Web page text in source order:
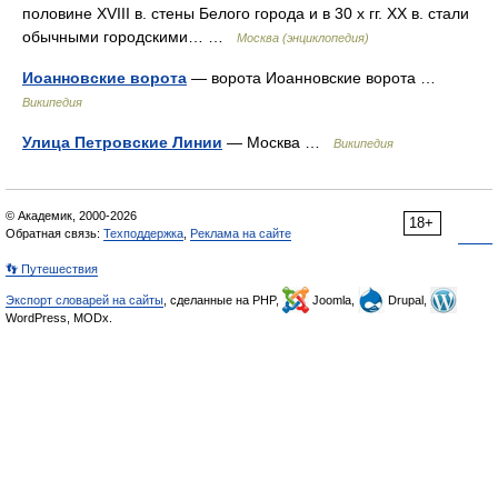
половине XVIII в. стены Белого города и в 30 х гг. XX в. стали
обычными городскими… …
Москва (энциклопедия)
Иоанновские ворота — ворота Иоанновские ворота …
Википедия
Улица Петровские Линии — Москва … Википедия
18+
© Академик, 2000-2026
Обратная связь: Техподдержка Реклама на сайте
👣 Путешествия
Экспорт словарей на сайты , сделанные на PHP, Joomla,
Drupal,
WordPress, MODx.